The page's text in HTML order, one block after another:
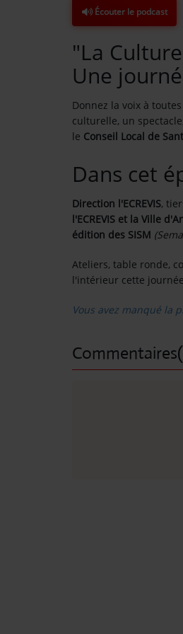
OÙ SOMMES-NOUS ?
MENTIONS LÉGALES
UNE WEBRADIO DANS VOTRE
ANIMATION RADIO
ANIMATION RADIO DÈS 9 ANS
FÊTEZ VOTRE ANNIVERSAIRE À
SUNALPES !
TEAM BUILDING RADIO
Écouter le podcast
"La
Une
Donnez la voix à
culturelle, un
le Conseil Local de
Dans cet
Direction l'ECREVIS,
l'ECREVIS et la Ville
édition des SISM
Ateliers, table ronde,
l'intérieur cette
Vous avez manqué la
mix reggae avec